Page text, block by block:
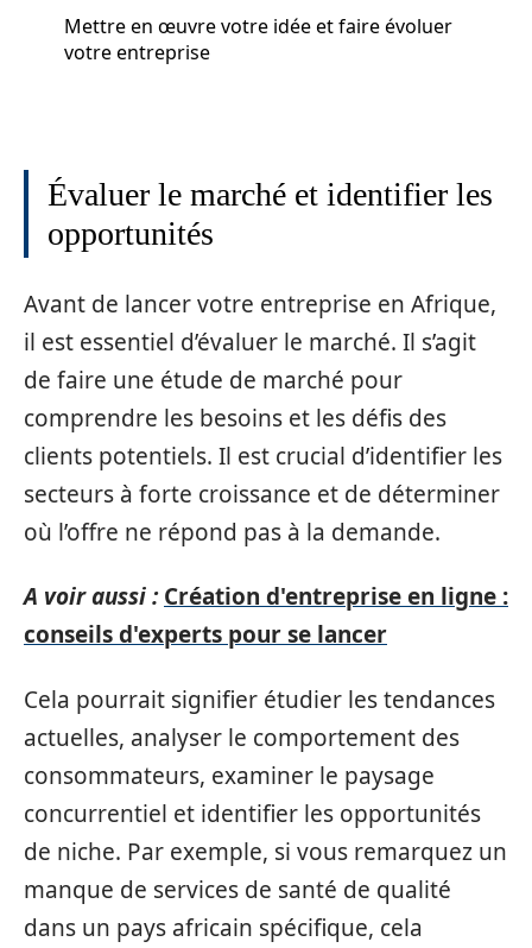
Mettre en œuvre votre idée et faire évoluer
votre entreprise
Évaluer le marché et identifier les
opportunités
Avant de lancer votre entreprise en Afrique,
il est essentiel d’évaluer le marché. Il s’agit
de faire une étude de marché pour
comprendre les besoins et les défis des
clients potentiels. Il est crucial d’identifier les
secteurs à forte croissance et de déterminer
où l’offre ne répond pas à la demande.
A voir aussi : Création d'entreprise en ligne :
conseils d'experts pour se lancer
Cela pourrait signifier étudier les tendances
actuelles, analyser le comportement des
consommateurs, examiner le paysage
concurrentiel et identifier les opportunités
de niche. Par exemple, si vous remarquez un
manque de services de santé de qualité
dans un pays africain spécifique, cela